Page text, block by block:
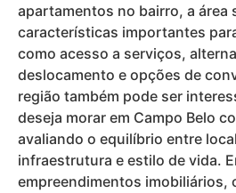
apartamentos no bairro, a área
características importantes
como acesso a serviços,
deslocamento e opções de
região também pode ser
deseja morar em Campo Belo
avaliando o equilíbrio entre
infraestrutura e estilo de vida.
empreendimentos imobiliários,